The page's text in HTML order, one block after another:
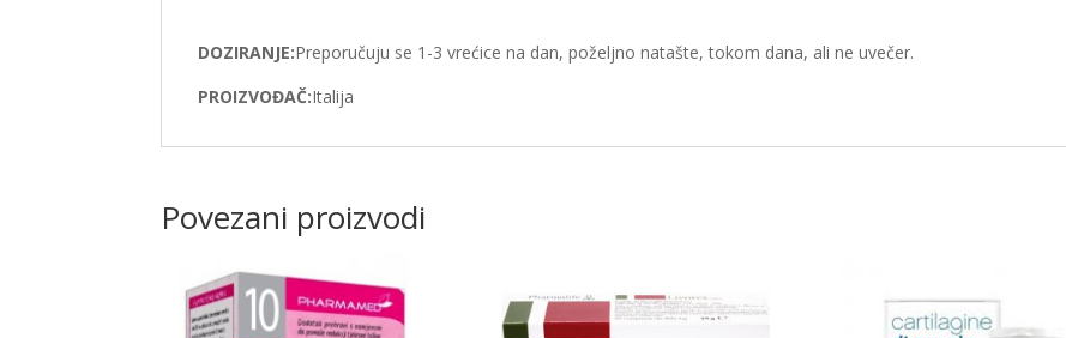
DOZIRANJE:Preporučuju se 1-3 vrećice na dan, poželjno natašte, tokom dana, ali ne uvečer.
PROIZVOĐAČ:Italija
Povezani proizvodi